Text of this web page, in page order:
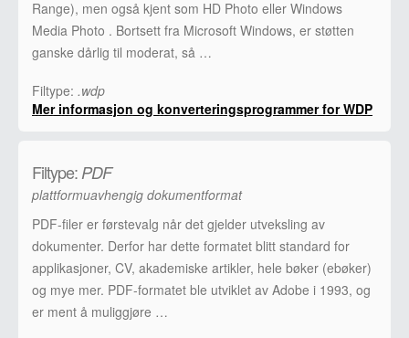
Range), men også kjent som HD Photo eller Windows
Media Photo . Bortsett fra Microsoft Windows, er støtten
ganske dårlig til moderat, så …
Filtype: .wdp
Mer informasjon og konverteringsprogrammer for WDP
Filtype: PDF
plattformuavhengig dokumentformat
PDF-filer er førstevalg når det gjelder utveksling av
dokumenter. Derfor har dette formatet blitt standard for
applikasjoner, CV, akademiske artikler, hele bøker (ebøker)
og mye mer. PDF-formatet ble utviklet av Adobe i 1993, og
er ment å muliggjøre …